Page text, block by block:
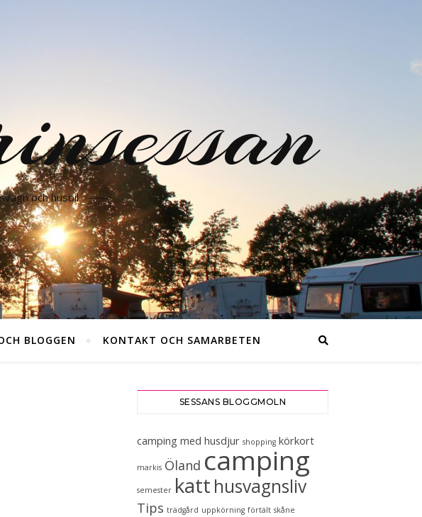
och husbil
BLOGGEN KONTAKT OCH SAMARBETEN
SESSANS BLOGGMOLN
camping med husdjur shopping körkort
markis Öland camping
semester katt husvagnsliv
Tips trädgård uppkörning förtält skåne